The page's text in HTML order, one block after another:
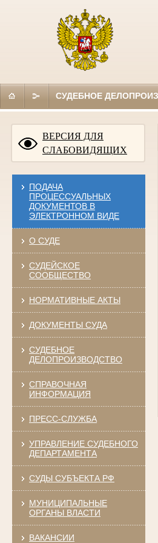
СУДЕБНОЕ
ВЕРСИЯ ДЛЯ
СЛАБОВИДЯЩИХ
ПОДАЧА
ПРОЦЕССУАЛЬНЫХ
ДОКУМЕНТОВ В
ЭЛЕКТРОННОМ ВИДЕ
О СУДЕ
СУДЕЙСКОЕ
СООБЩЕСТВО
НОРМАТИВНЫЕ АКТЫ
ДОКУМЕНТЫ СУДА
СУДЕБНОЕ
ДЕЛОПРОИЗВОДСТВО
СПРАВОЧНАЯ
ИНФОРМАЦИЯ
ПРЕСС-СЛУЖБА
УПРАВЛЕНИЕ СУДЕБНОГО
ДЕПАРТАМЕНТА
СУДЫ СУБЪЕКТА РФ
МУНИЦИПАЛЬНЫЕ
ОРГАНЫ ВЛАСТИ
ВАКАНСИИ